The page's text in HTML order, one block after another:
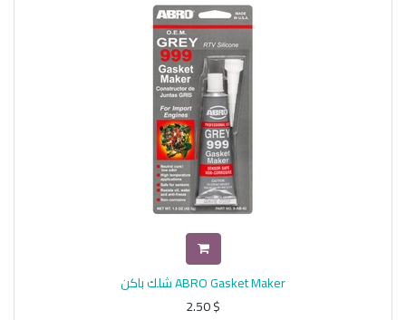
ABRO Gasket Maker شلك باكن
$
2.50